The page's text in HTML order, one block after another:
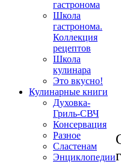
гастронома
Школа
гастронома.
Коллекция
рецептов
Школа
кулинара
Это вкусно!
Кулинарные книги
Духовка-
Гриль-СВЧ
Консервация
Разное
Сластенам
Энциклопедии